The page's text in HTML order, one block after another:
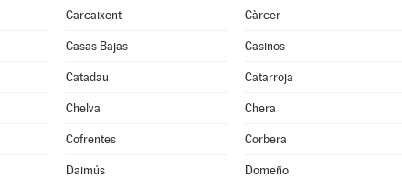
Carcaixent Càrcer
Casas Bajas Casinos
Catadau Catarroja
Chelva Chera
Cofrentes Corbera
Daimús Domeño